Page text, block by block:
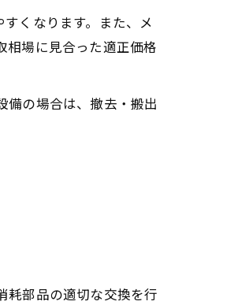
くなります。また、メ
相場に見合った適正価格
備の場合は、撤去・搬出
耗部品の適切な交換を行